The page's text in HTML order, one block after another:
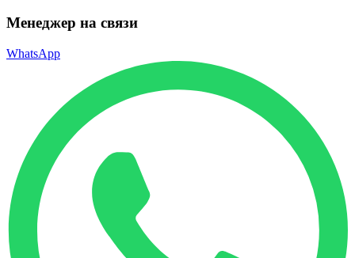
Менеджер на связи
WhatsApp